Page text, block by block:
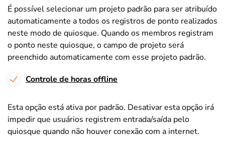
É possível selecionar um projeto padrão para ser atribuído
automaticamente a todos os registros de ponto realizados
neste modo de quiosque. Quando os membros registram
o ponto neste quiosque, o campo de projeto será
preenchido automaticamente com esse projeto padrão.
Controle de horas offline
Esta opção está ativa por padrão. Desativar esta opção irá
impedir que usuários registrem entrada/saída pelo
quiosque quando não houver conexão com a internet.